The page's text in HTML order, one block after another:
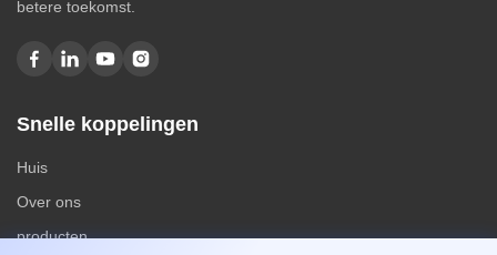
betere toekomst.
Snelle koppelingen
Huis
Over ons
producten